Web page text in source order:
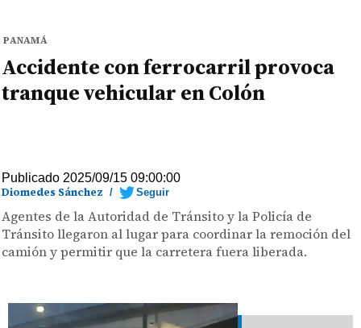
PANAMÁ
Accidente con ferrocarril provoca
tranque vehicular en Colón
Publicado 2025/09/15 09:00:00
Diomedes Sánchez / Seguir
Agentes de la Autoridad de Tránsito y la Policía de
Tránsito llegaron al lugar para coordinar la remoción del
camión y permitir que la carretera fuera liberada.